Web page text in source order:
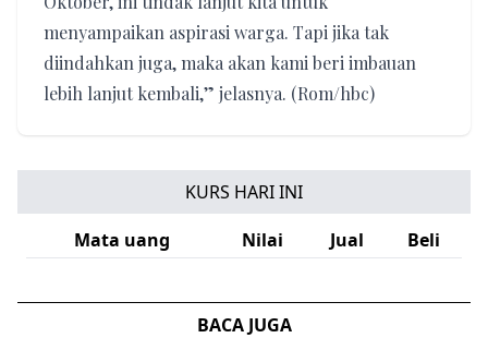
menyampaikan aspirasi warga. Tapi jika tak
diindahkan juga, maka akan kami beri imbauan
lebih lanjut kembali,” jelasnya. (Rom/hbc)
KURS HARI INI
Mata uang
Nilai Jual Beli
BACA JUGA